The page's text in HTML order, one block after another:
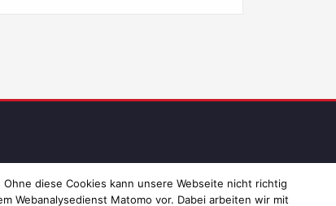
und Datenschutz
diese Cookies kann unsere Webseite nicht richtig
Webanalysedienst Matomo vor. Dabei arbeiten wir mit